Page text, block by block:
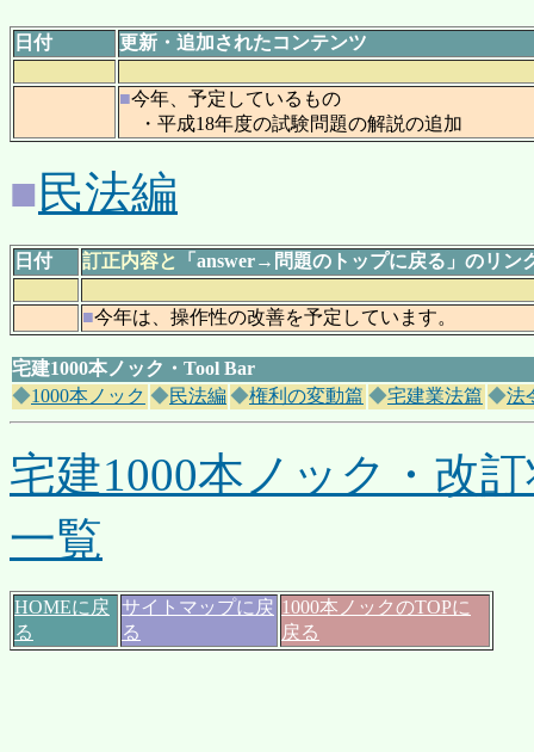
日付 更新・追加されたコンテンツ
■今年、予定しているもの
・平成18年度の試験問題の解説の追加
■ 民法編
日付 訂正内容と 「answer→問題のトップに戻る」のリン
■今年は、操作性の改善を予定しています。
宅建1000本ノック・Tool Bar
◆1000本ノック ◆民法編◆権利の変動篇 ◆宅建業法篇 ◆法
宅建1000本ノック・改
一覧
HOMEに戻
る
サイトマップに戻
る
1000本ノックのTOPに
戻る